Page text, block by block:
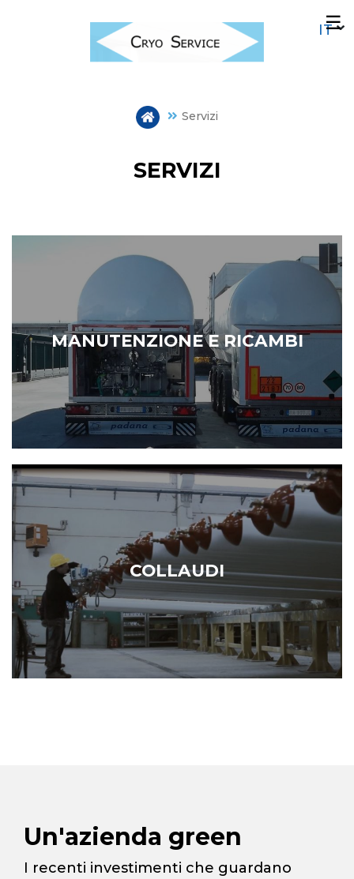
☰
MANUTENZIONE E RICAMBI
COLLAUDI
Servizi
SERVIZI
MANUTENZIONE E RICAMBI
COLLAUDI
Un'azienda green
I recenti investimenti che guardano